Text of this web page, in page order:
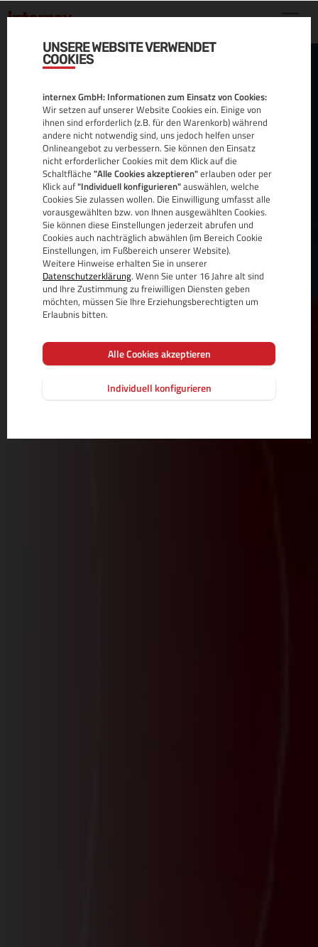
UNSERE WEBSITE VERWENDET
COOKIES
internex GmbH: Informationen zum Einsatz von Cookies:
Wir setzen auf unserer Website Cookies ein. Einige von
ihnen sind erforderlich (z.B. für den Warenkorb) während
andere nicht notwendig sind, uns jedoch helfen unser
Onlineangebot zu verbessern. Sie können den Einsatz
nicht erforderlicher Cookies mit dem Klick auf die
Schaltfläche "Alle Cookies akzeptieren"erlauben oder per
Klick auf"Individuell konfigurieren"auswählen, welche
Cookies Sie zulassen wollen. Die Einwilligung umfasst alle
vorausgewählten bzw. von Ihnen ausgewählten Cookies.
Sie können diese Einstellungen jederzeit abrufen und
Cookies auch nachträglich abwählen (im Bereich Cookie
Einstellungen, im Fußbereich unserer Website).
Weitere Hinweise erhalten Sie in unserer
Datenschutzerklärung. Wenn Sie unter 16 Jahre alt sind
und Ihre Zustimmung zu freiwilligen Diensten geben
möchten, müssen Sie Ihre Erziehungsberechtigten um
Erlaubnis bitten.
Alle Cookies akzeptieren
Individuell konfigurieren
WEBHOSTING
MIT EIGENER IP
Sie haben spezielle Anforderungen und benötigen
für den Betrieb Ihrer Webservices zum Beispiel
aufgrund eines SSL Zertifikates eine dedizierte IP-
Adresse?
Sichern Sie Ihre feste bzw. statische IP Adresse
AT/DE oder CH.